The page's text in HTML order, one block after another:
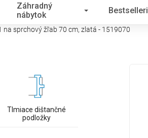
Záhradný
nábytok
Bestselleri
sprchový žľab 70 cm, zlatá - 1519070
Tlmiace dištančné
podložky